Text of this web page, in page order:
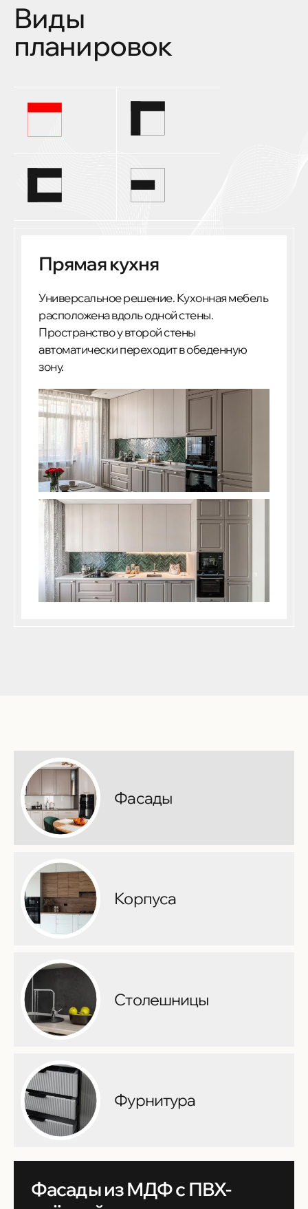
Виды
планировок
Прямая кухня
Универсальное решение. Кухонная мебель
расположена вдоль одной стены.
Пространство у второй стены
автоматически переходит в обеденную
зону.
Фасады
Корпуса
Столешницы
Фурнитура
Фасады из МДФ с ПВХ-